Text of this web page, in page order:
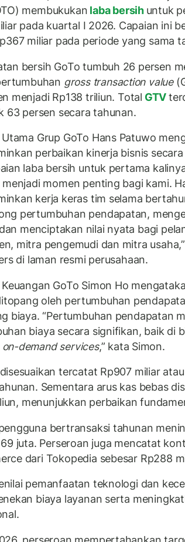
membukukan laba bersih untuk
pada kuartal I 2026. Capaian ini
miliar pada periode yang sama
bersih GoTo tumbuh 26 persen
gross transaction value
menjadi Rp138 triliun. Total GTV
63 persen secara tahunan.
Grup GoTo Hans Patuwo
perbaikan kinerja bisnis
laba bersih untuk pertama
menjadi momen penting bagi kami.
kerja keras tim selama
pertumbuhan pendapatan,
menciptakan nilai nyata bagi
mitra pengemudi dan mitra
di laman resmi perusahaan.
GoTo Simon Ho
oleh pertumbuhan
biaya. “Pertumbuhan pendapatan
biaya secara signifikan, baik di
on-demand services,” kata Simon.
tercatat Rp907 miliar
Sementara arus kas bebas
menunjukkan perbaikan
bertransaksi tahunan
juta. Perseroan juga mencatat
dari Tokopedia sebesar Rp288
pemanfaatan teknologi dan
biaya layanan serta